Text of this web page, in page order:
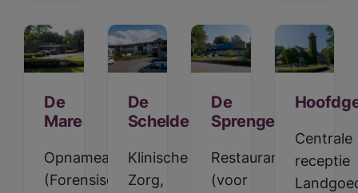
De
Mare
Opnameafdeling
(Forensisch)
De
Schelde
Klinische
Zorg,
De
Sprenge
Restaurant
(voor
Centrale
receptie